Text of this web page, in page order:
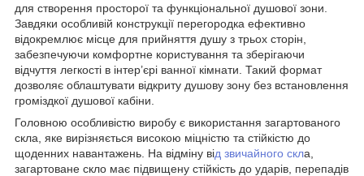
для створення просторої та функціональної душової зони.
Завдяки особливій конструкції перегородка ефективно
відокремлює місце для прийняття душу з трьох сторін,
забезпечуючи комфортне користування та зберігаючи
відчуття легкості в інтер’єрі ванної кімнати. Такий формат
дозволяє облаштувати відкриту душову зону без встановлення
громіздкої душової кабіни.
Головною особливістю виробу є використання загартованого
скла, яке вирізняється високою міцністю та стійкістю до
щоденних навантажень. На відміну від звичайного скла,
загартоване скло має підвищену стійкість до ударів, перепадів